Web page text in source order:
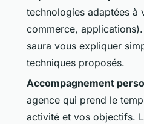
technologies adaptées à
commerce,
saura vous expliquer
techniques proposés.
Accompagnement
agence qui prend le
activité et vos objectifs.